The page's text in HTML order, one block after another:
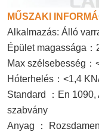
MŰSZAKI
Alkalmazás: Álló
Épület magassága ：
Max szélsebesség ：
Hóterhelés ： <1,4
Standard
： En 1090,
szabvány
Anyag
：